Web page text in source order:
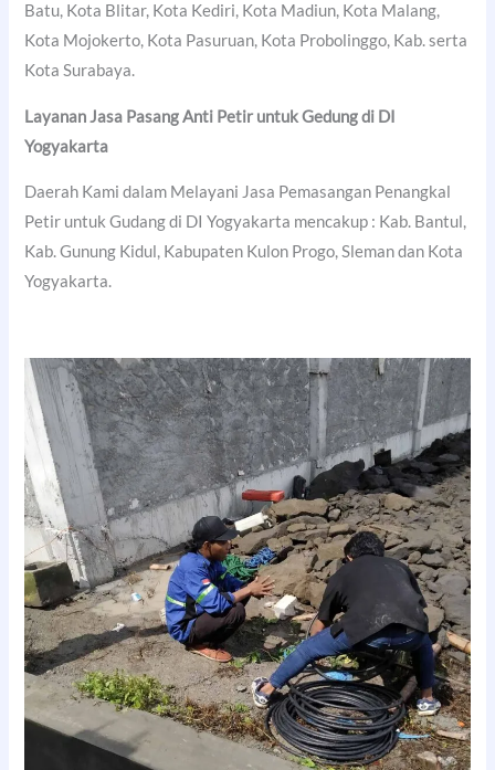
Batu, Kota Blitar, Kota Kediri, Kota Madiun, Kota Malang,
Kota Mojokerto, Kota Pasuruan, Kota Probolinggo, Kab. serta
Kota Surabaya.
Layanan Jasa Pasang Anti Petir untuk Gedung di DI
Yogyakarta
Daerah Kami dalam Melayani Jasa Pemasangan Penangkal
Petir untuk Gudang di DI Yogyakarta mencakup : Kab. Bantul,
Kab. Gunung Kidul, Kabupaten Kulon Progo, Sleman dan Kota
Yogyakarta.